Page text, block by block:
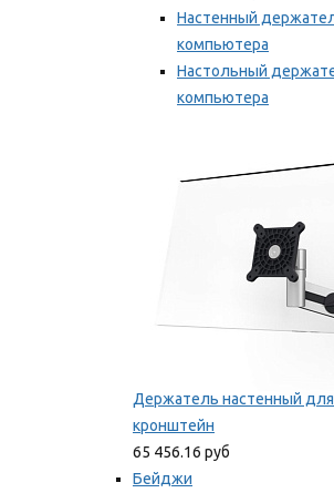
Настенный
компьютера
Настольный
компьютера
Держатель настенный
кронштейн
65 456.16 руб
Бейджи